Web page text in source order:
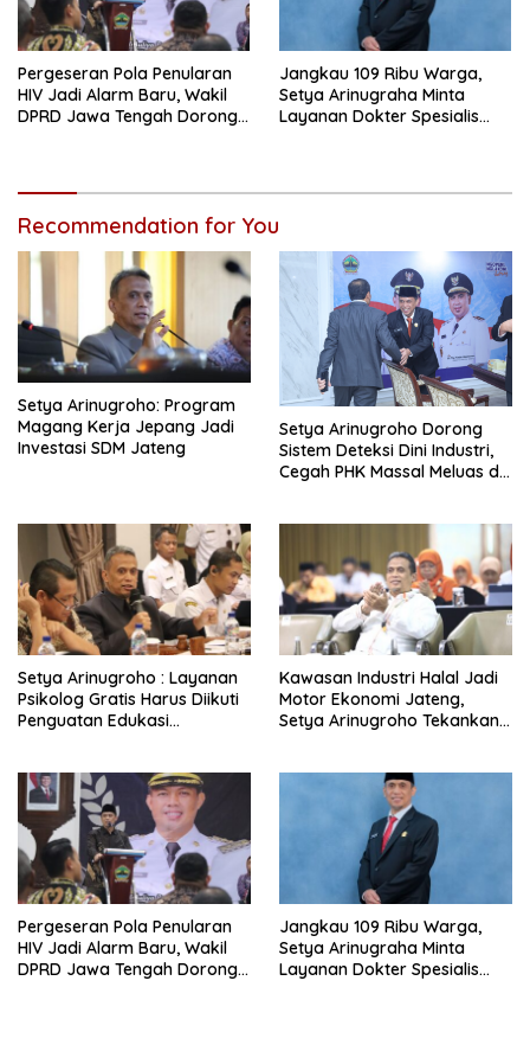
Pergeseran Pola Penularan
HIV Jadi Alarm Baru, Wakil
DPRD Jawa Tengah Dorong
Jangkau 109 Ribu Warga,
Setya Arinugraha Minta
Layanan Dokter Spesialis
Recommendation for You
Setya Arinugroho: Program
Magang Kerja Jepang Jadi
Investasi SDM Jateng
Setya Arinugroho Dorong
Sistem Deteksi Dini Industri,
Cegah PHK Massal Meluas di
Setya Arinugroho : Layanan
Psikolog Gratis Harus Diikuti
Penguatan Edukasi
Kawasan Industri Halal Jadi
Motor Ekonomi Jateng,
Setya Arinugroho Tekankan
Pergeseran Pola Penularan
HIV Jadi Alarm Baru, Wakil
DPRD Jawa Tengah Dorong
Jangkau 109 Ribu Warga,
Setya Arinugraha Minta
Layanan Dokter Spesialis